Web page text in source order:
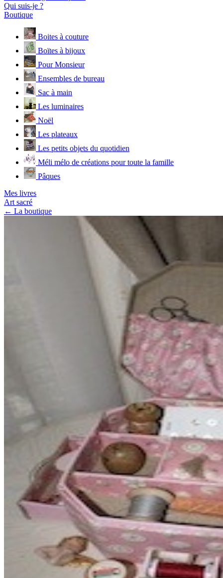
Qui suis-je ?
Boutique
Boites à couture
Boïtes à bijoux
Pour Monsieur
Ensembles de bureau
Sac à main
Les luminaires
Noël
Les plateaux
Les petits objets du quotidien
Méli mélo de créations pour toute la famille
Pâques
Mes livres
Art sacré
← La boutique